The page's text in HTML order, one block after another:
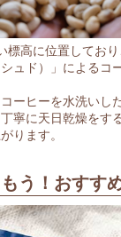
標高に位置してお
ュド）」によるコ
ーヒーを水洗いし
寧に天日乾燥をす
ります。
う！おすす